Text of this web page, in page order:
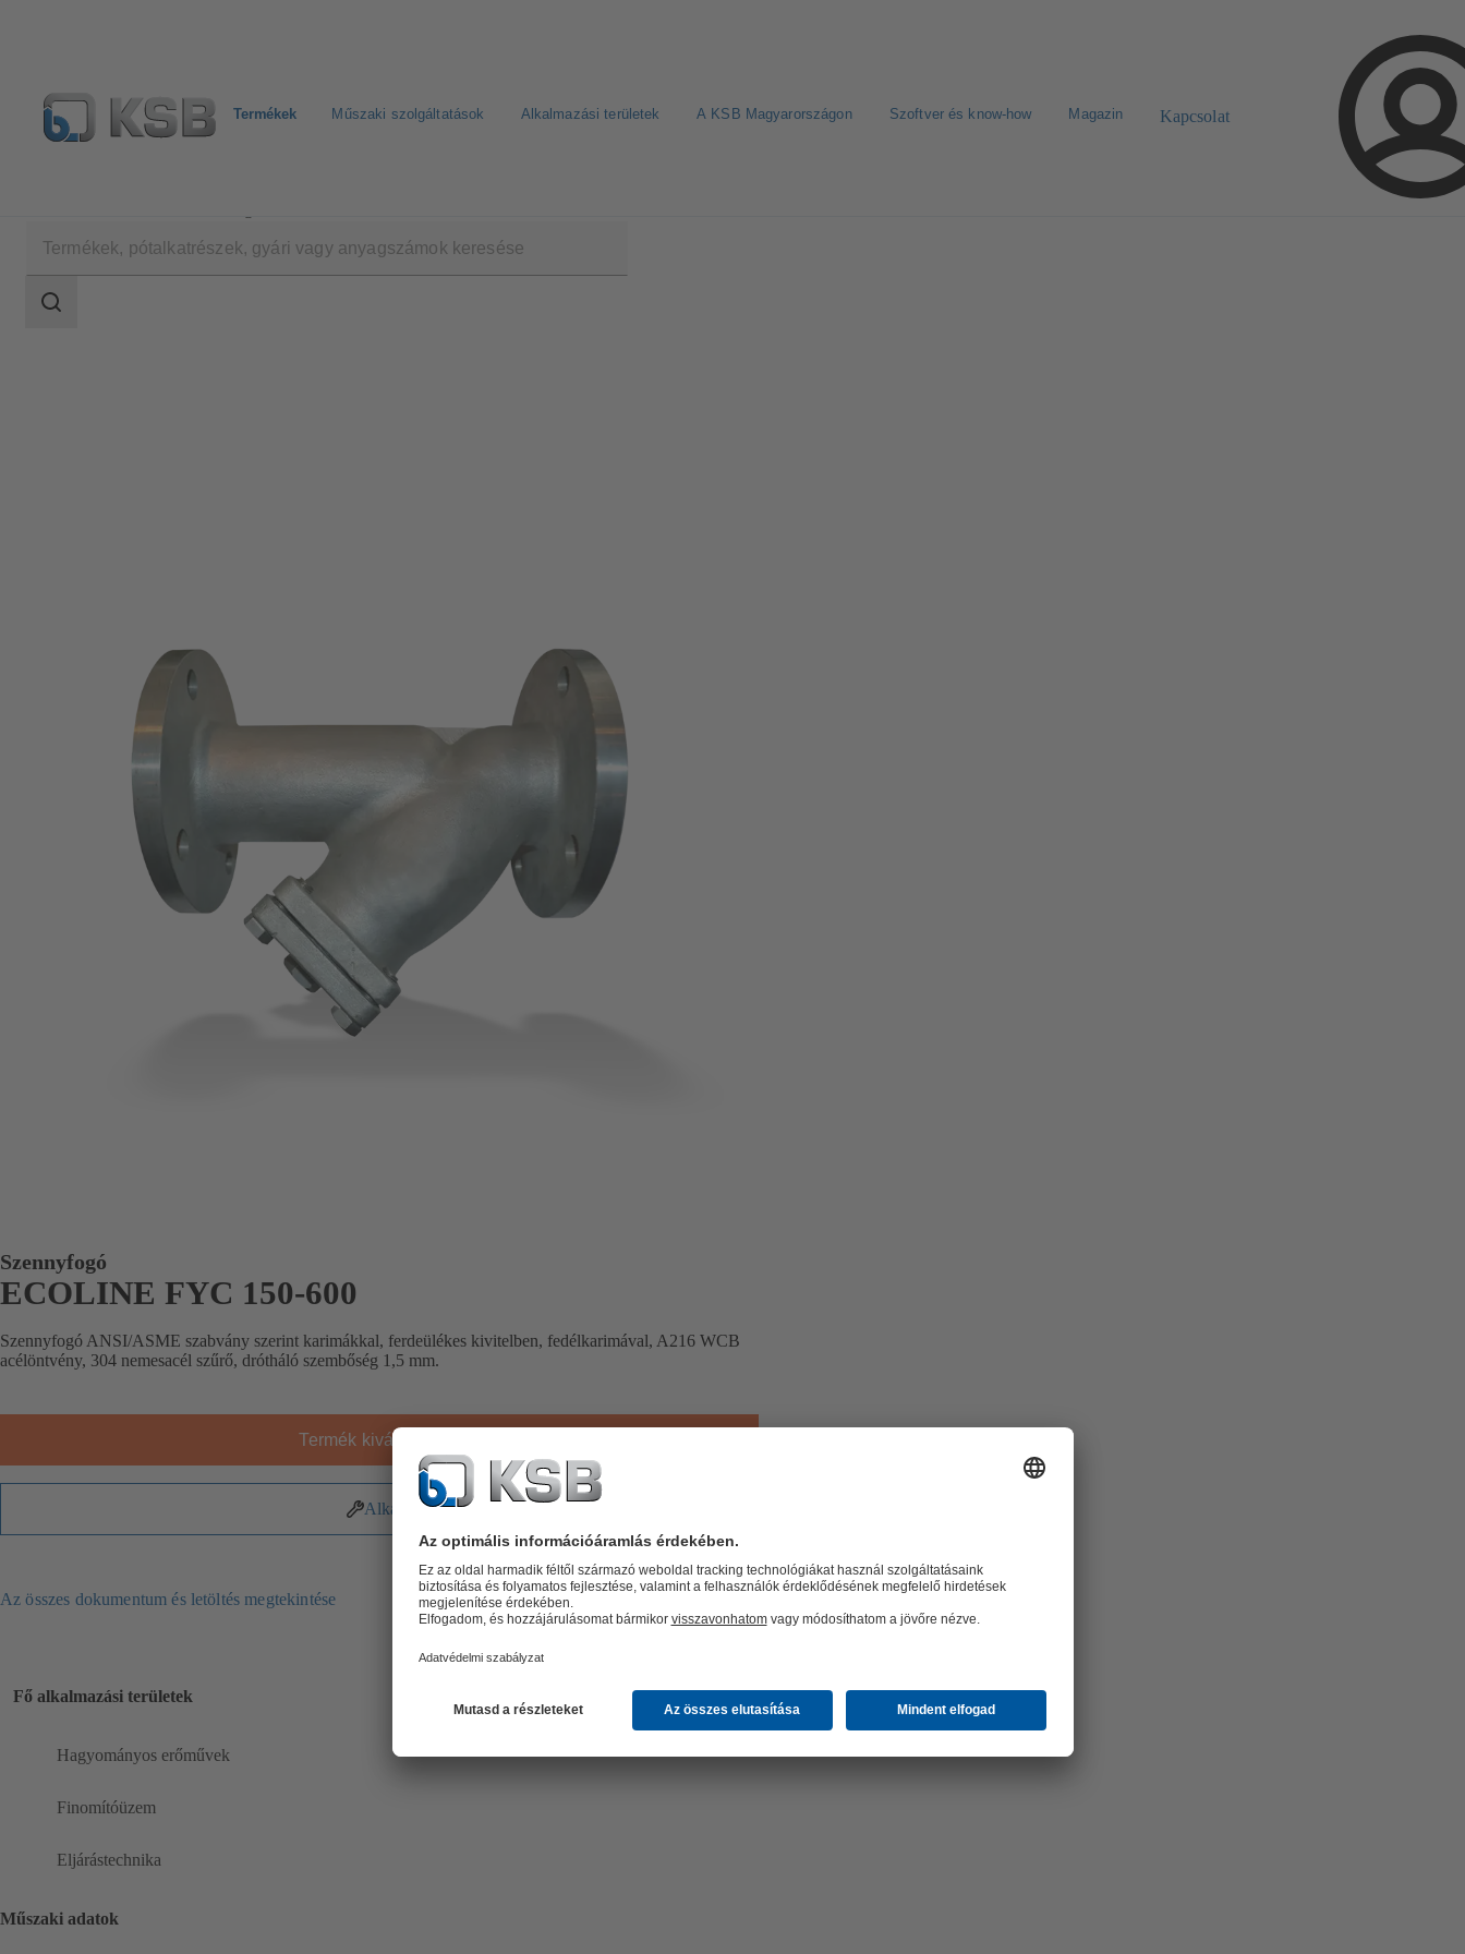
Termékek Műszaki szolgáltatások Alkalmazási területek A KSB Magyarországon Szoftver és know-how Magazin Kapcsolat
tartomány
Keresési
Szennyfogó
ECOLINE FYC 150-600
Szennyfogó ANSI/ASME szabvány szerint karimákkal, ferdeülékes kivitelben, fedélkarimával, A216 WCB
acélöntvény, 304 nemesacél szűrő, drótháló szembőség 1,5 mm.
Termék kiválasztása
Alkatrészek
Az összes dokumentum és letöltés megtekintése
Fő alkalmazási területek
Hagyományos erőművek
Finomítóüzem
Eljárástechnika
Műszaki adatok